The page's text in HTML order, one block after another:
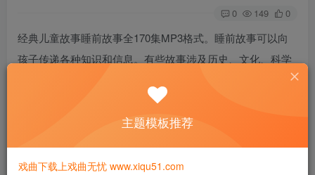
0 149 0
经典儿童故事睡前故事全170集MP3格式。睡前故事可以向
孩子传递各种知识和信息。有些故事涉及历史、文化、科学
等领域，可以帮助孩子拓展知识面，培养他们的学习兴趣和
主题模板推荐
戏曲下载上戏曲无忧 www.xiqu51.com